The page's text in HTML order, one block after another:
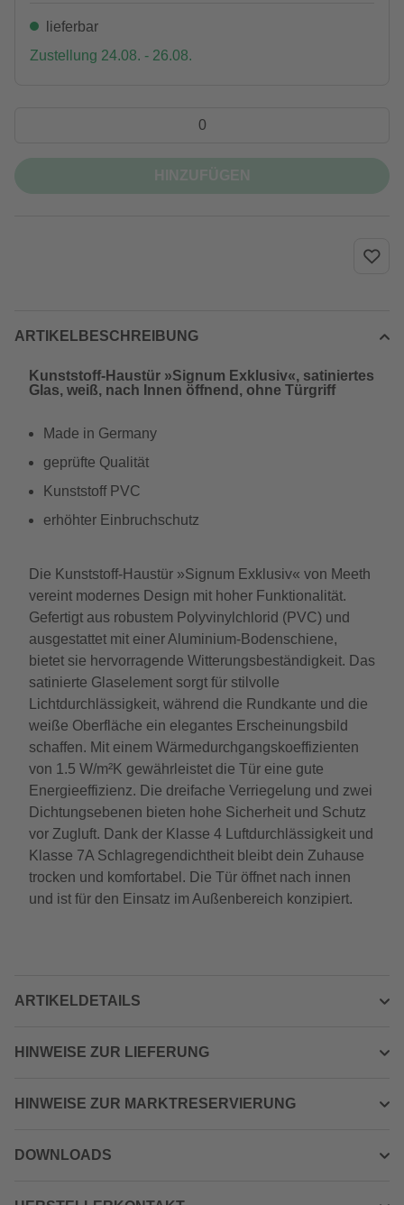
lieferbar
Zustellung 24.08. - 26.08.
ARTIKELBESCHREIBUNG
Kunststoff-Haustür »Signum Exklusiv«, satiniertes
Glas, weiß, nach Innen öffnend, ohne Türgriff
Made in Germany
geprüfte Qualität
Kunststoff PVC
erhöhter Einbruchschutz
Die Kunststoff-Haustür »Signum Exklusiv« von Meeth
vereint modernes Design mit hoher Funktionalität.
Gefertigt aus robustem Polyvinylchlorid (PVC) und
ausgestattet mit einer Aluminium-Bodenschiene,
bietet sie hervorragende Witterungsbeständigkeit. Das
satinierte Glaselement sorgt für stilvolle
Lichtdurchlässigkeit, während die Rundkante und die
weiße Oberfläche ein elegantes Erscheinungsbild
schaffen. Mit einem Wärmedurchgangskoeffizienten
von 1.5 W/m²K gewährleistet die Tür eine gute
Energieeffizienz. Die dreifache Verriegelung und zwei
Dichtungsebenen bieten hohe Sicherheit und Schutz
vor Zugluft. Dank der Klasse 4 Luftdurchlässigkeit und
Klasse 7A Schlagregendichtheit bleibt dein Zuhause
trocken und komfortabel. Die Tür öffnet nach innen
und ist für den Einsatz im Außenbereich konzipiert.
ARTIKELDETAILS
HINWEISE ZUR LIEFERUNG
HINWEISE ZUR MARKTRESERVIERUNG
DOWNLOADS